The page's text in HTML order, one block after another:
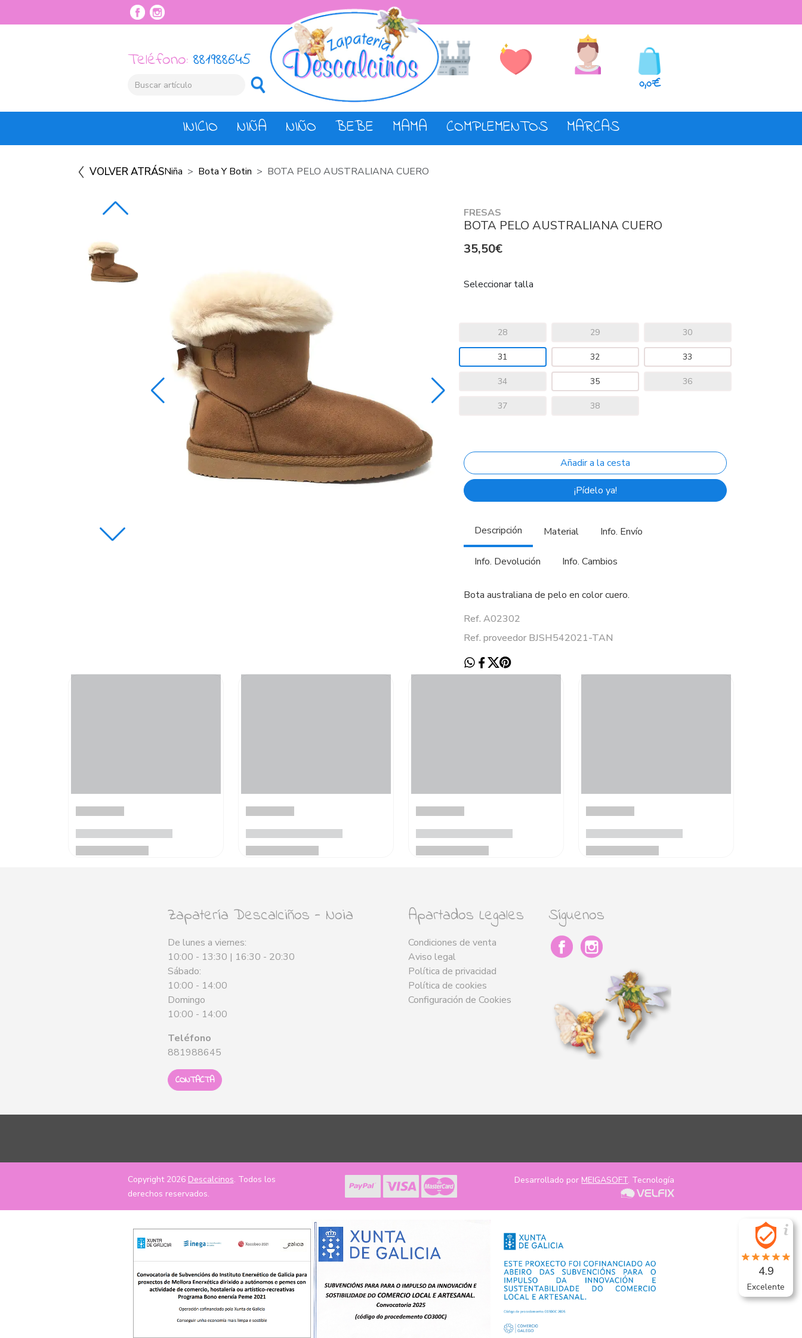
Teléfono: 881988645
0,0€
INICIO NIÑA NIÑO BEBE MAMA COMPLEMENTOS MARCAS
VOLVER ATRÁSNiña Bota Y Botin BOTA PELO AUSTRALIANA CUERO
FRESAS
BOTA PELO AUSTRALIANA CUERO
35,50€
Seleccionar talla
28 29 30
31 32 33
34 35 36
37 38
¡Pídelo ya!
Descripción Material Info. Envío
Info. Devolución Info. Cambios
Bota australiana de pelo en color cuero.
Ref. A02302
Ref. proveedor BJSH542021-TAN
Zapatería Descalciños - Noia
De lunes a viernes:
10:00 - 13:30 | 16:30 - 20:30
Sábado:
10:00 - 14:00
Domingo
10:00 - 14:00
Teléfono
881988645
CONTACTA
Apartados Legales
Condiciones de venta
Aviso legal
Política de privacidad
Política de cookies
Configuración de Cookies
Síguenos
Copyright 2026 Descalcinos. Todos los
derechos reservados.
Desarrollado por MEIGASOFT. Tecnología
4.9
Excelente